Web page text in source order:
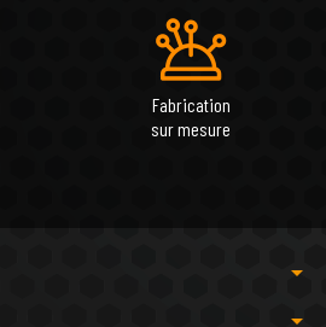
Fabrication
sur mesure
arrow_drop_down
arrow_drop_down